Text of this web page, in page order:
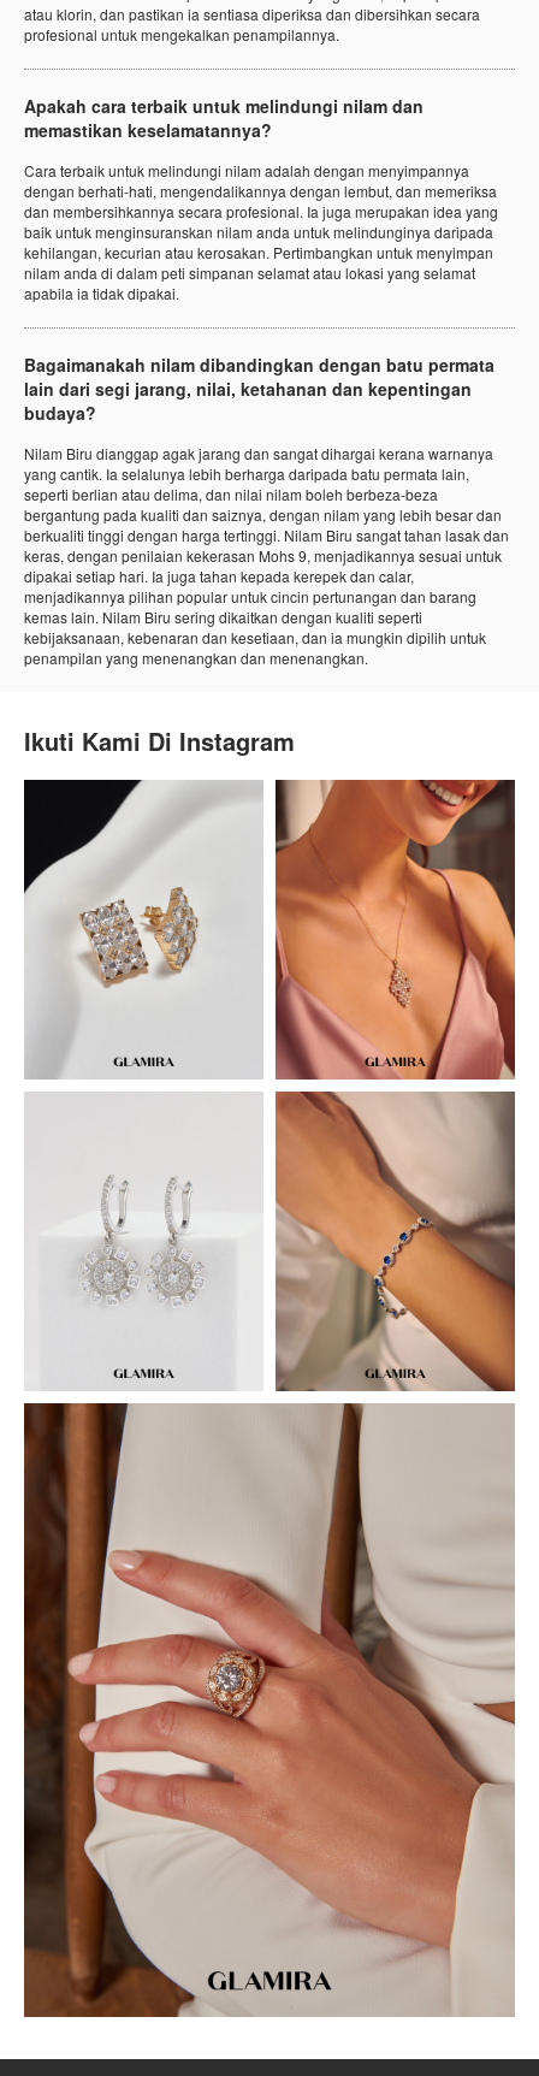
atau klorin, dan pastikan ia sentiasa diperiksa dan dibersihkan secara
profesional untuk mengekalkan penampilannya.
Apakah cara terbaik untuk melindungi nilam dan
memastikan keselamatannya?
Cara terbaik untuk melindungi nilam adalah dengan menyimpannya
dengan berhati-hati, mengendalikannya dengan lembut, dan memeriksa
dan membersihkannya secara profesional. Ia juga merupakan idea yang
baik untuk menginsuranskan nilam anda untuk melindunginya daripada
kehilangan, kecurian atau kerosakan. Pertimbangkan untuk menyimpan
nilam anda di dalam peti simpanan selamat atau lokasi yang selamat
apabila ia tidak dipakai.
Bagaimanakah nilam dibandingkan dengan batu permata
lain dari segi jarang, nilai, ketahanan dan kepentingan
budaya?
Nilam Biru dianggap agak jarang dan sangat dihargai kerana warnanya
yang cantik. Ia selalunya lebih berharga daripada batu permata lain,
seperti berlian atau delima, dan nilai nilam boleh berbeza-beza
bergantung pada kualiti dan saiznya, dengan nilam yang lebih besar dan
berkualiti tinggi dengan harga tertinggi. Nilam Biru sangat tahan lasak dan
keras, dengan penilaian kekerasan Mohs 9, menjadikannya sesuai untuk
dipakai setiap hari. Ia juga tahan kepada kerepek dan calar,
menjadikannya pilihan popular untuk cincin pertunangan dan barang
kemas lain. Nilam Biru sering dikaitkan dengan kualiti seperti
kebijaksanaan, kebenaran dan kesetiaan, dan ia mungkin dipilih untuk
penampilan yang menenangkan dan menenangkan.
Ikuti Kami Di Instagram